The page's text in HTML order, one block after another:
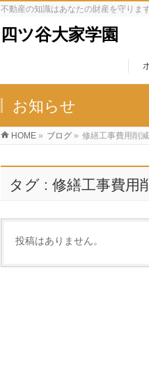
不動産の知識はあなたの財産を守りま
四ツ谷大家学園
お知らせ
HOME » ブログ » 修繕工事費用削減
タグ : 修繕工事費用
投稿はありません。